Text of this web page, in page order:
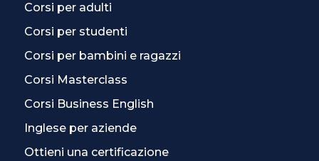
Corsi per adulti
Corsi per studenti
Corsi per bambini e ragazzi
Corsi Masterclass
Corsi Business English
Inglese per aziende
Ottieni una certificazione